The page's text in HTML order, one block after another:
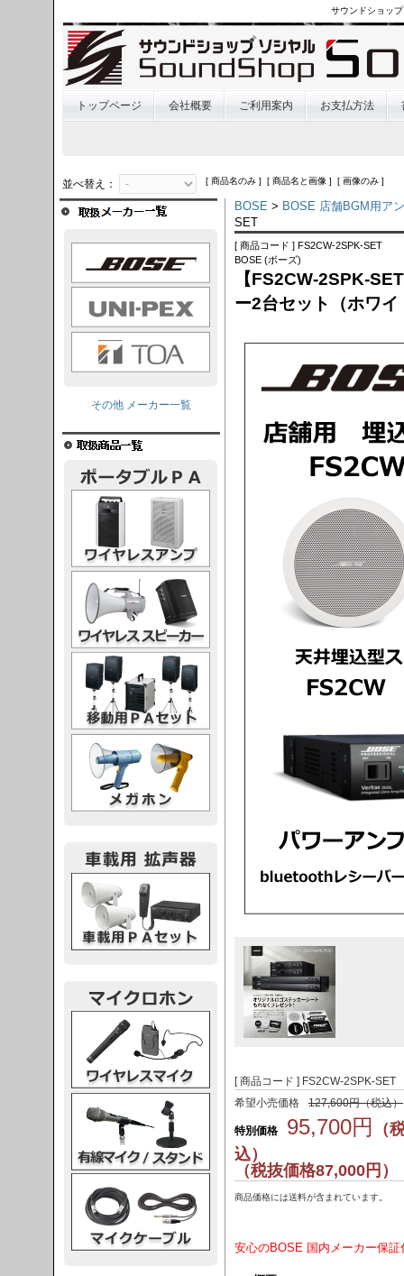
サウンドショッ
トップページ 会社概要 ご利用案内 お支払方法
並べ替え： [ 商品名のみ ] [ 商品名と画像 ] [ 画像のみ ]
BOSE > BOSE 店舗BGM用ア
SET
[ 商品コード ] FS2CW-2SPK-SET
BOSE (ボーズ)
【FS2CW-2SPK-
ー2台セット（ホワ
[ 商品コード ] FS2CW-2SPK-SET
希望小売価格
127,600円（税込）
特別価格 95,700円 （
込）
（税抜価格87,000円）
商品価格には送料が含まれています。
安心のBOSE 国内メーカー保
その他 メーカー一覧